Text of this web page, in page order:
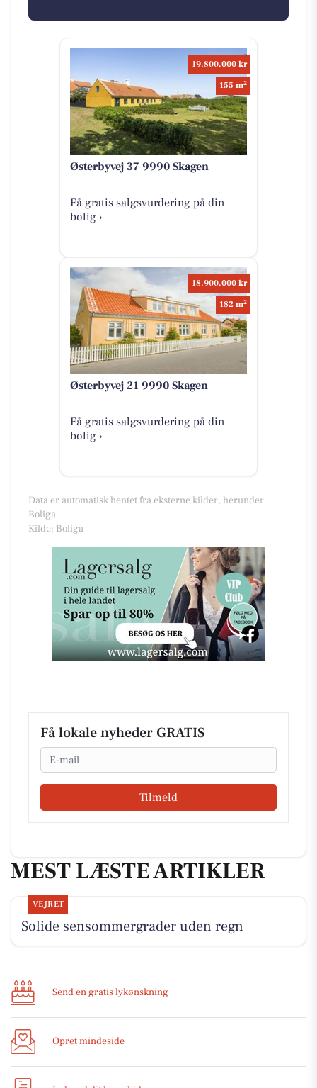
19.800.000 kr
155 m2
Østerbyvej 37 9990 Skagen
Få gratis salgsvurdering på din
bolig ›
18.900.000 kr
182 m2
Østerbyvej 21 9990 Skagen
Få gratis salgsvurdering på din
bolig ›
Data er automatisk hentet fra eksterne kilder, herunder
Boliga.
Kilde: Boliga
Få lokale nyheder GRATIS
Email
Tilmeld
MEST LÆSTE ARTIKLER
VEJRET
Solide sensommergrader uden regn
Send en gratis lykønskning
Opret mindeside